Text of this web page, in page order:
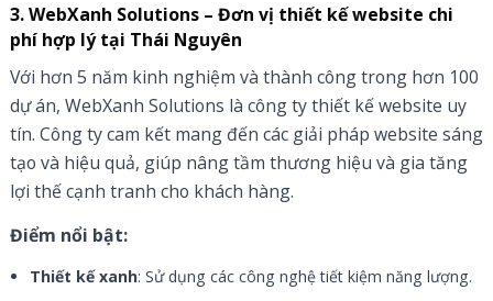
3. WebXanh Solutions – Đơn vị thiết kế website chi
phí hợp lý tại Thái Nguyên
Với hơn 5 năm kinh nghiệm và thành công trong hơn 100
dự án, WebXanh Solutions là công ty thiết kế website uy
tín. Công ty cam kết mang đến các giải pháp website sáng
tạo và hiệu quả, giúp nâng tầm thương hiệu và gia tăng
lợi thế cạnh tranh cho khách hàng.
Điểm nổi bật:
Thiết kế xanh: Sử dụng các công nghệ tiết kiệm năng lượng.